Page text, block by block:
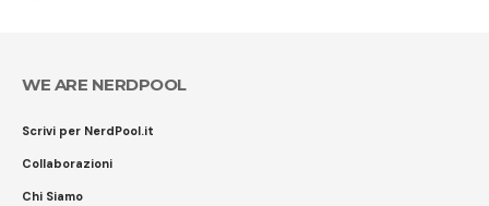
WE ARE NERDPOOL
Scrivi per NerdPool.it
Collaborazioni
Chi Siamo